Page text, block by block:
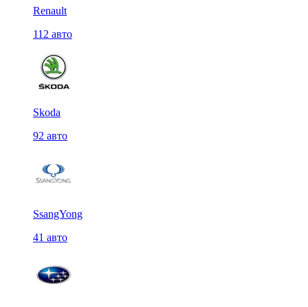
Renault
112 авто
Skoda
92 авто
SsangYong
41 авто